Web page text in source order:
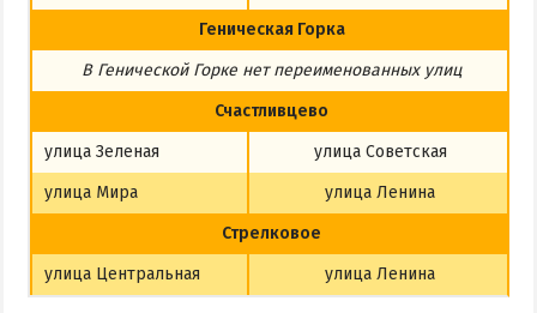
Геническая Горка
В Генической Горке нетпереименованных улиц
Счастливцево
улица Зеленая
улица Советская
улица Мира
улица Ленина
Стрелковое
улица Центральная
улица Ленина